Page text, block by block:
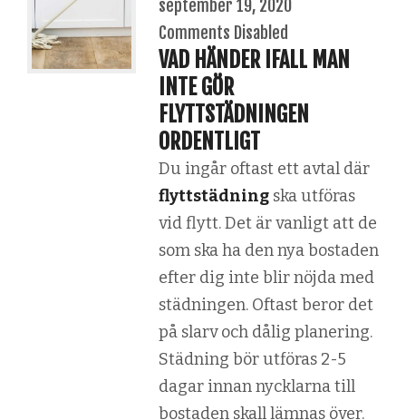
september 19, 2020
Comments Disabled
VAD HÄNDER IFALL MAN
INTE GÖR
FLYTTSTÄDNINGEN
ORDENTLIGT
Du ingår oftast ett avtal där
flyttstädning ska utföras
vid flytt. Det är vanligt att de
som ska ha den nya bostaden
efter dig inte blir nöjda med
städningen. Oftast beror det
på slarv och dålig planering.
Städning bör utföras 2-5
dagar innan nycklarna till
bostaden skall lämnas över.